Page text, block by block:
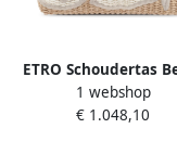
ETRO Schoudertas
Dames
1 webshop
€ 1.048,10